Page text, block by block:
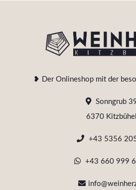
❥ Der Onlineshop mit der
Sonngrub
6370 Kitzbühel
+43 5356
+43 660 999